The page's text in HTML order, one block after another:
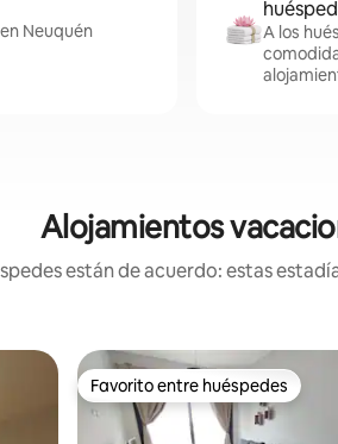
Neuquén
A los
Alojamientos
están de acuerdo: estas
Favorito entre huéspedes
Favorito entre huéspedes